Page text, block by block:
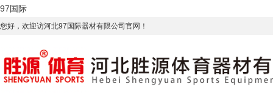
97国际
您好，欢迎访河北97国际器材有限公司官网！